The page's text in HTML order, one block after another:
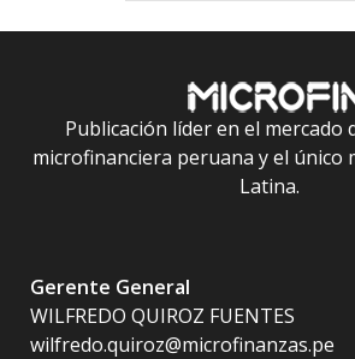
Publicación líder en el mercado
microfinanciera peruana y el único
Latina.
Gerente General
WILFREDO QUIROZ FUENTES
wilfredo.quiroz@microfinanzas.pe